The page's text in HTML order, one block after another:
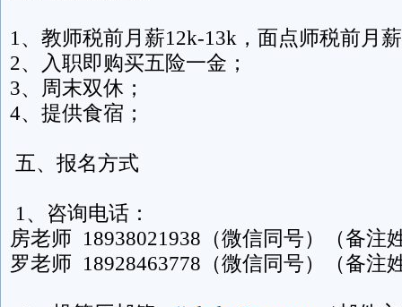
1、教师税前月薪12k-13k，面点师税前月
2、入职即购买五险一金；
3、周末双休；
4、提供食宿；
五、报名方式
1、咨询电话：
房老师 18938021938（微信同号）（备注
罗老师 18928463778（微信同号）（备注